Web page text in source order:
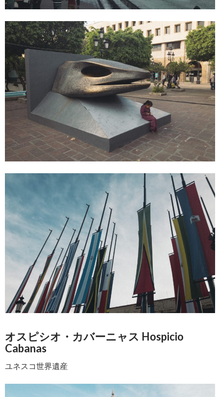
オスピシオ・カバーニャス Hospicio
Cabanas
ユネスコ世界遺産